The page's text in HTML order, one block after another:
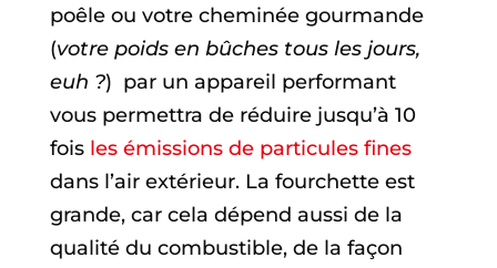
poêle ou votre cheminée gourmande
(votre poids en bûches tous les jours,
euh ?) par un appareil performant
vous permettra de réduire jusqu’à 10
fois les émissions de particules fines
dans l’air extérieur. La fourchette est
grande, car cela dépend aussi de la
qualité du combustible, de la façon